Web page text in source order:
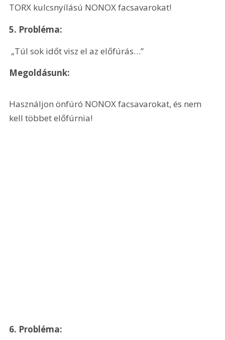
TORX kulcsnyílású NONOX facsavarokat!
5. Probléma:
„Túl sok időt visz el az előfúrás…”
Megoldásunk:
Használjon önfúró NONOX facsavarokat, és nem
kell többet előfúrnia!
6. Probléma: